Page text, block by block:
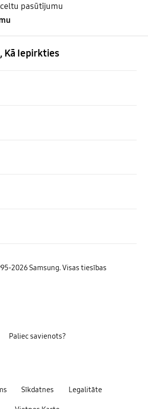
pasūtījumu
Kā Iepirkties
2026 Samsung. Visas tiesības
Sīkdatnes Legalitāte
Paliec savienots?